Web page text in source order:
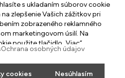
s ukladaním súborov cookie
zlepšenie Vašich zážitkov pri
zobrazeného reklamného
marketingovom úsilí. Na
použite tlačidlo „Viac“.
Ochrana osobných údajov
cookies Nesúhlasím